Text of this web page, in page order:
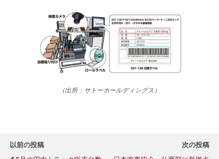
（出所：サトーホールディングス）
以前の投稿 次の投稿